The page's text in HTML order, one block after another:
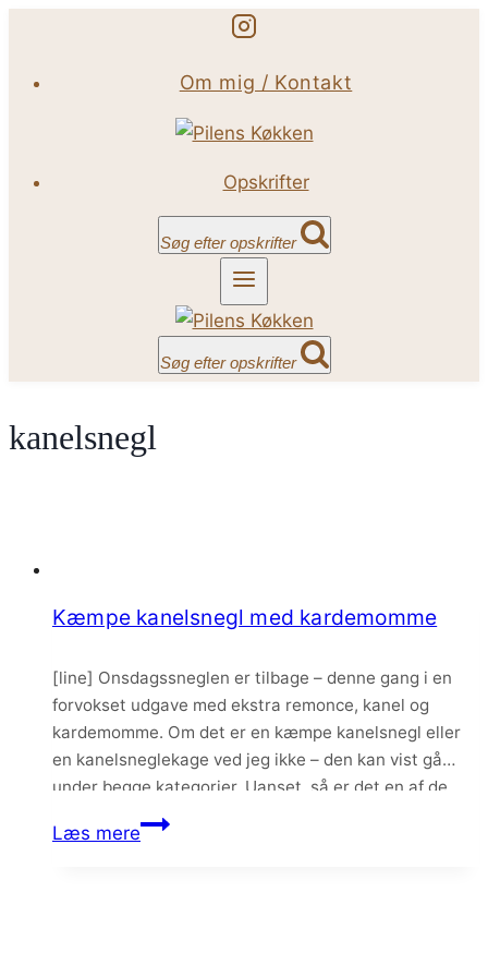
indhold
Om mig / Kontakt
Opskrifter
Søg efter opskrifter
Søg efter opskrifter
kanelsnegl
Kæmpe kanelsnegl med kardemomme
[line] Onsdagssneglen er tilbage – denne gang i en
forvokset udgave med ekstra remonce, kanel og
kardemomme. Om det er en kæmpe kanelsnegl eller
en kanelsneglekage ved jeg ikke – den kan vist gå
under begge kategorier. Uanset, så er det en af de
allerbedste kanelsnegle jeg nogensinde har bagt – og
smagt. Den er…
Læs mereKæmpe